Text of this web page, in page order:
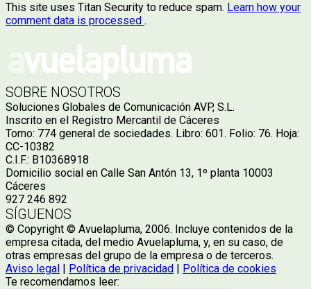
This site uses Titan Security to reduce spam. Learn how your
comment data is processed .
SOBRE NOSOTROS
Soluciones Globales de Comunicación AVP, S.L.
Inscrito en el Registro Mercantil de Cáceres
Tomo: 774 general de sociedades. Libro: 601. Folio: 76. Hoja:
CC-10382
C.I.F.: B10368918
Domicilio social en Calle San Antón 13, 1º planta 10003
Cáceres
927 246 892
SÍGUENOS
© Copyright © Avuelapluma, 2006. Incluye contenidos de la
empresa citada, del medio Avuelapluma, y, en su caso, de
otras empresas del grupo de la empresa o de terceros.
Aviso legal | Política de privacidad | Política de cookies
Te recomendamos leer: